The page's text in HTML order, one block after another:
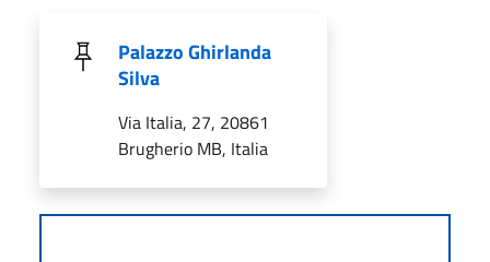
Palazzo Ghirlanda
Silva
Via Italia, 27, 20861
Brugherio MB, Italia